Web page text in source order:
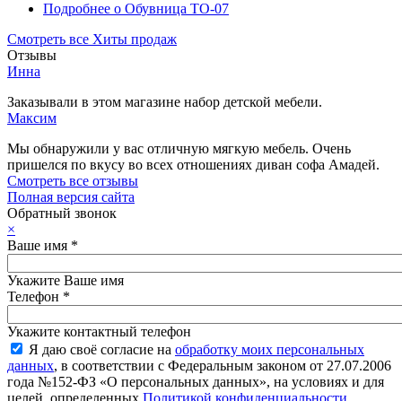
Подробнее о Обувница ТО-07
Смотреть все Хиты продаж
Отзывы
Инна
Заказывали в этом магазине набор детской мебели.
Максим
Мы обнаружили у вас отличную мягкую мебель. Очень
пришелся по вкусу во всех отношениях диван софа Амадей.
Смотреть все отзывы
Полная версия сайта
Обратный звонок
×
Ваше имя *
Укажите Ваше имя
Телефон *
Укажите контактный телефон
Я даю своё согласие на обработку моих персональных
данных, в соответствии с Федеральным законом от 27.07.2006
года №152-ФЗ «О персональных данных», на условиях и для
целей, определенных Политикой конфиденциальности